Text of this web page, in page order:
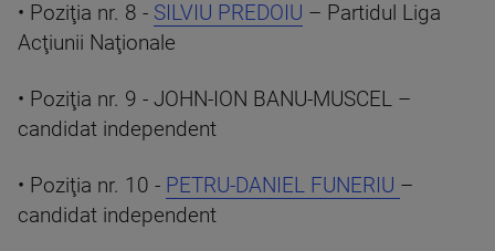
• Poziţia nr. 8 - SILVIU PREDOIU – Partidul Liga
Acţiunii Naţionale
• Poziţia nr. 9 - JOHN-ION BANU-MUSCEL –
candidat independent
• Poziţia nr. 10 - PETRU-DANIEL FUNERIU –
candidat independent